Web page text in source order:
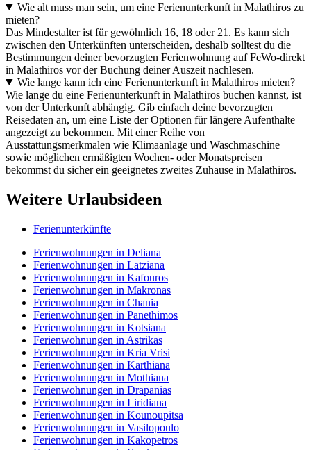
Wie alt muss man sein, um eine Ferienunterkunft in Malathiros zu
mieten?
Das Mindestalter ist für gewöhnlich 16, 18 oder 21. Es kann sich
zwischen den Unterkünften unterscheiden, deshalb solltest du die
Bestimmungen deiner bevorzugten Ferienwohnung auf FeWo-direkt
in Malathiros vor der Buchung deiner Auszeit nachlesen.
Wie lange kann ich eine Ferienunterkunft in Malathiros mieten?
Wie lange du eine Ferienunterkunft in Malathiros buchen kannst, ist
von der Unterkunft abhängig. Gib einfach deine bevorzugten
Reisedaten an, um eine Liste der Optionen für längere Aufenthalte
angezeigt zu bekommen. Mit einer Reihe von
Ausstattungsmerkmalen wie Klimaanlage und Waschmaschine
sowie möglichen ermäßigten Wochen- oder Monatspreisen
bekommst du sicher ein geeignetes zweites Zuhause in Malathiros.
Weitere Urlaubsideen
Ferienunterkünfte
Ferienwohnungen in Deliana
Ferienwohnungen in Latziana
Ferienwohnungen in Kafouros
Ferienwohnungen in Makronas
Ferienwohnungen in Chania
Ferienwohnungen in Panethimos
Ferienwohnungen in Kotsiana
Ferienwohnungen in Astrikas
Ferienwohnungen in Kria Vrisi
Ferienwohnungen in Karthiana
Ferienwohnungen in Mothiana
Ferienwohnungen in Drapanias
Ferienwohnungen in Liridiana
Ferienwohnungen in Kounoupitsa
Ferienwohnungen in Vasilopoulo
Ferienwohnungen in Kakopetros